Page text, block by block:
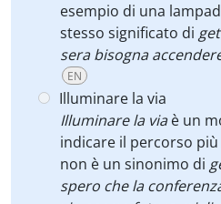
esempio di una
stesso significato di
sera bisogna
EN
Illuminare la via
Illuminare la viaè un
indicare il percorso
non è un sinonimo di
spero che la